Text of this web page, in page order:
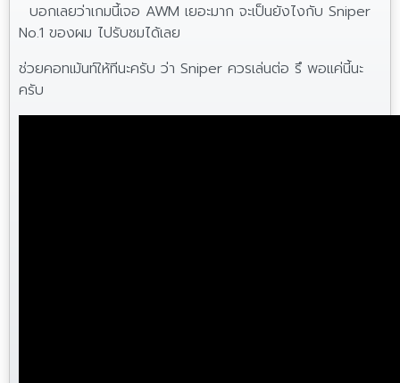
บอกเลยว่าเกมนี้เจอ AWM เยอะมาก จะเป็นยังไงกับ Sniper
No.1 ของผม ไปรับชมได้เลย
ช่วยคอทเม้นท์ให้ทีนะครับ ว่า Sniper ควรเล่นต่อ รึ พอแค่นี้นะ
ครับ